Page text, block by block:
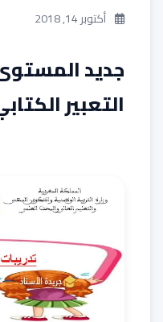
أكتوبر 14, 2018
جديد
التعبير